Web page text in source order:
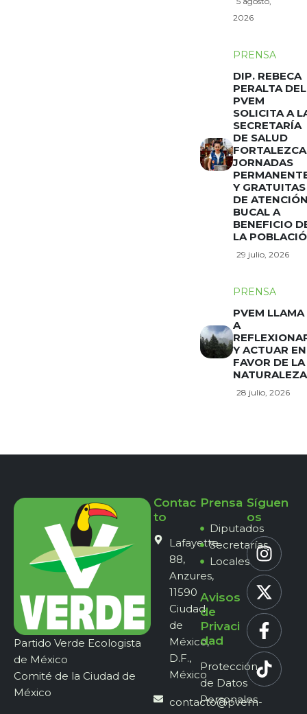
2026
PRENSA
DIP. REBECA
PERALTA DEL
PVEM
SOLICITA A
SECRETARÍA
DE SALUD
FORTALEZCA
JORNADAS
Y GRATUITAS
DE
BUCAL A
BENEFICIO
LA
29 julio, 2026
PRENSA
PVEM LLAMA
A
Y ACTUAR EN
FAVOR DE LA
NATURALEZA
28 julio, 2026
Partido Verde Ecologista
de México
Comité de la Ciudad de
México
Contac
to
Lafayette
88,
Anzures,
11590
Ciudad
de
México,
D.F.,
México
contacto@pvem-
Prensa
Diputados
Secretarías
Locales
Avisos
de
Privaci
dad
Protección
de Datos
Personales
Síguen
os